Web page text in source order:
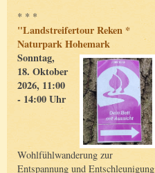
* * *
"Landstreifertour Reken *
Naturpark Hohemark
Sonntag,
18. Oktober
2026, 11:00
- 14:00 Uhr
Wohlfühlwanderung zur
Entspannung und Entschleunigung